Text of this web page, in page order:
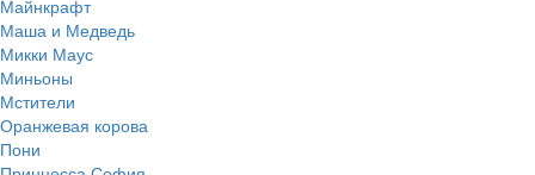
Майнкрафт
Маша и Медведь
Микки Маус
Миньоны
Мстители
Оранжевая корова
Пони